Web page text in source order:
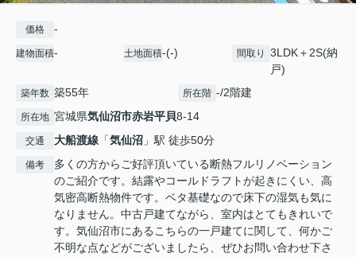
価格 -
建物面積- 土地面積-(-) 間取り
3LDK＋2S(納
戸)
築年数 築55年 所在階 -/2階建
所在地 宮城県気仙沼市赤岩平貝8-14
交通 大船渡線 「気仙沼 」駅 徒歩50分
備考
多くの方からご好評頂いている断熱フルリノベーション
のご紹介です。結露やコールドラフトが起きにくい、高
気密高断熱物件です。ベタ基礎なので床下の湿気も気に
なりません。中古戸建てながら、室内はとてもきれいで
す。気仙沼市にあるこちらの一戸建てに関して、何かご
不明な点などがございましたら、ぜひお問い合わせ下さ